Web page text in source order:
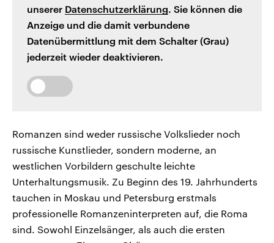
unserer Datenschutzerklärung. Sie können die
Anzeige und die damit verbundene
Datenübermittlung mit dem Schalter (Grau)
jederzeit wieder deaktivieren.
Romanzen sind weder russische Volkslieder noch
russische Kunstlieder, sondern moderne, an
westlichen Vorbildern geschulte leichte
Unterhaltungsmusik. Zu Beginn des 19. Jahrhunderts
tauchen in Moskau und Petersburg erstmals
professionelle Romanzeninterpreten auf, die Roma
sind. Sowohl Einzelsänger, als auch die ersten